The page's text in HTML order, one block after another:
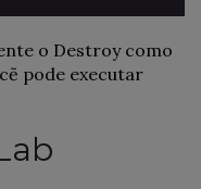
o Destroy como
pode executar